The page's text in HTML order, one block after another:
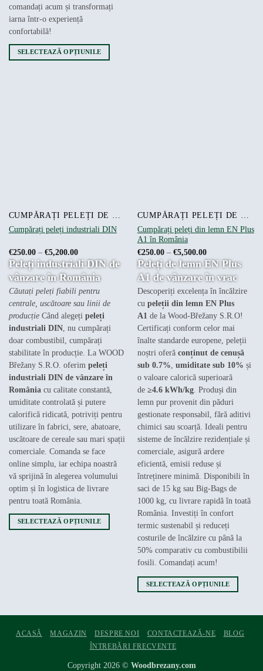
comandați acum și transformați
iarna într-o experiență
confortabilă!
SELECTEAZĂ OPȚIUNILE
produsului.
CUMPĂRAȚI PELEȚI DE LEMN ONLINE
Cumpărați peleți industriali DIN
€250.00 – €5,200.00Interval
de
prețuri:
€250.00
până
la
€5,200.00
Peleți industriali DIN de
vânzare în România
Căutați peleți fiabili pentru
centrale, uscătoare sau linii de
producțieCând alegeți peleți
industriali DIN, nu cumpărați
doar combustibil, cumpărați
stabilitate în producție. La WOOD
Břežany S.R.O. oferim peleți
industriali DIN de vânzare în
Româniacu calitate constantă,
umiditate controlată și putere
calorifică ridicată, potriviți pentru
utilizare în fabrici, sere, abatoare,
uscătoare de cereale sau mari spații
comerciale. Comanda se face
online simplu, iar echipa noastră
vă sprijină în alegerea volumului
optim și în logistica de livrare
pentru toată România.
SELECTEAZĂ OPȚIUNILE
CUMPĂRAȚI PELEȚI DE LEMN ONLINE
Cumpărați peleți din lemn EN Plus
A1 în România
€250.00 – €5,500.00Interval
de
prețuri:
€250.00
până
la
Peleți de lemn EN Plus
A1 de vânzare în vrac
Descoperiți excelența în încălzire
cu peleții din lemn EN Plus
A1de la Wood-Břežany S.R.O!
Certificați conform celor mai
înalte standarde europene, peleții
noștri oferă conținut de cenușă
sub 0.7%, umiditate sub 10% și
o valoare calorică superioară
de ≥4.6 kWh/kg. Produși din
lemn pur provenit din păduri
gestionate responsabil, fără aditivi
chimici sau scoarță. Ideali pentru
sisteme de încălzire rezidențiale și
comerciale, asigură ardere
eficientă, emisii reduse și
întreținere minimă. Disponibili în
saci de 15 kg sau Big-Bags de
1000 kg, cu livrare rapidă în toată
România. Investiți în confort
termic sustenabil și reduceți
costurile de încălzire cu până la
50% comparativ cu combustibilii
fosili. Comandați acum!
SELECTEAZĂ OPȚIUNILE
mai
multe
ACASĂ MAGAZIN DESPRE NOI CONTACTEAZĂ-NE
BLOG
ÎNTREBĂRI FRECVENTE
Copyright 2026 © Woodbrezany.com